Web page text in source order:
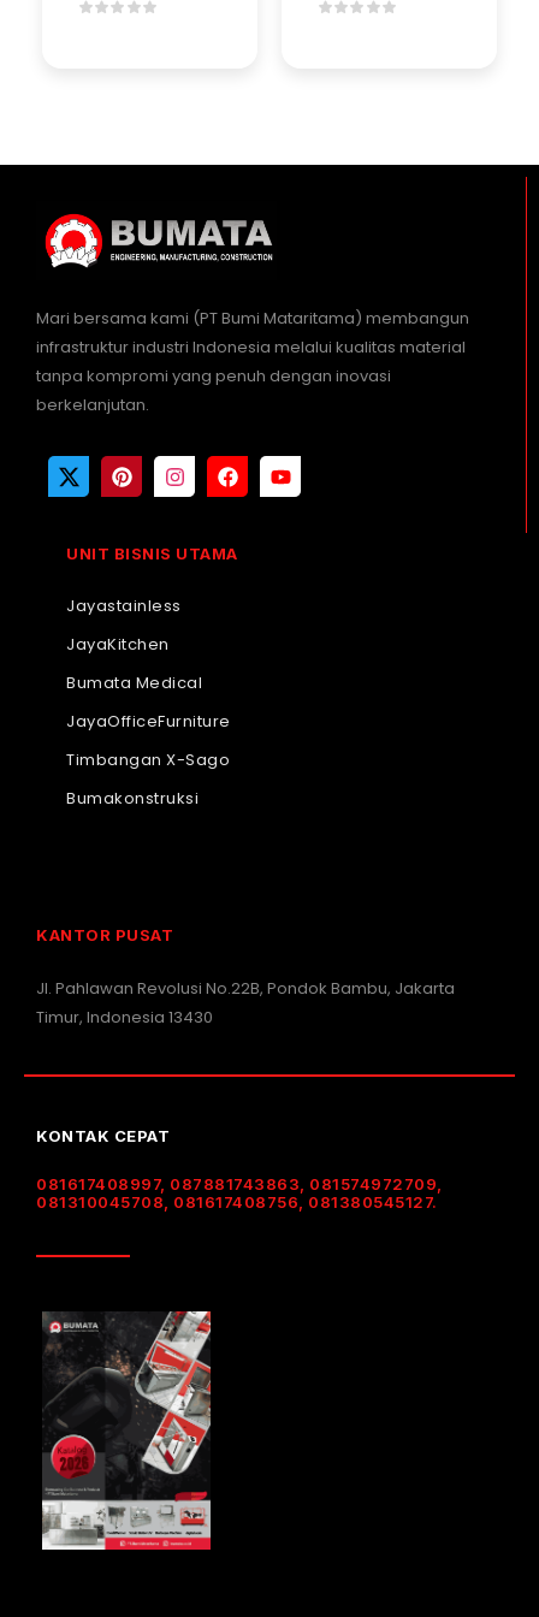
Mari bersama kami (PT Bumi Mataritama) membangun
infrastruktur industri Indonesia melalui kualitas material
tanpa kompromi yang penuh dengan inovasi
berkelanjutan.
UNIT BISNIS UTAMA
Jayastainless
JayaKitchen
Bumata Medical
JayaOfficeFurniture
Timbangan X-Sago
Bumakonstruksi
KANTOR PUSAT
Jl. Pahlawan Revolusi No.22B, Pondok Bambu, Jakarta
Timur, Indonesia 13430
KONTAK CEPAT
081617408997, 087881743863, 081574972709,
081310045708, 081617408756, 081380545127.